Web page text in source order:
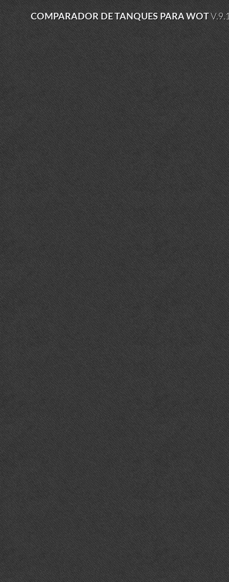
COMPARADOR DE TANQUES PARA WOT